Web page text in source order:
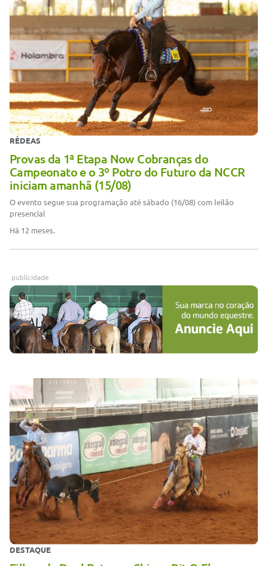
RÉDEAS
Provas da 1ª Etapa Now Cobranças do
Campeonato e o 3º Potro do Futuro da NCCR
iniciam amanhã (15/08)
O evento segue sua programação até sábado (16/08) com leilão
presencial
Há 12 meses.
publicidade
DESTAQUE